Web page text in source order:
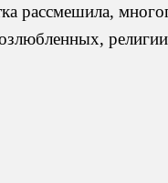
рассмешила,